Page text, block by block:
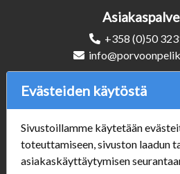
+358 (0)50
Seuraa
Evästeiden käytöstä
Sivustoillamme käytetään
toteuttamiseen, sivuston laadun
asiakaskäyttäytymisen